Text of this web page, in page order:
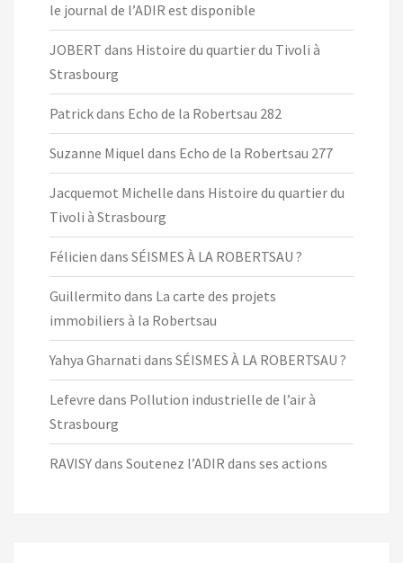
le journal de l’ADIR est disponible
JOBERT dans Histoire du quartier du Tivoli à
Strasbourg
Patrickdans Echo de la Robertsau 282
Suzanne Miquel dans Echo de la Robertsau 277
Jacquemot Michelle dans Histoire du quartier du
Tivoli à Strasbourg
Félicien dans SÉISMES À LA ROBERTSAU ?
Guillermito dans La carte des projets
immobiliers à la Robertsau
Yahya Gharnati dans SÉISMES À LA ROBERTSAU ?
Lefevre dans Pollution industrielle de l’air à
Strasbourg
RAVISYdans Soutenez l’ADIR dans ses actions